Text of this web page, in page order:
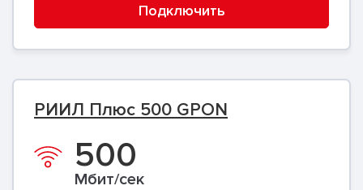
Подключить
РИИЛ Плюс 500 GPON
500
Мбит/сек